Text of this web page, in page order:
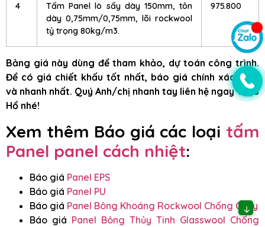
4
Tấm Panel lò sấy dày 150mm, tôn
dày 0,75mm/0,75mm, lõi rockwool
tỷ trọng 80kg/m3.
975.800
Bảng giá này dùng để tham khảo, dự toán công trình.
Để có giá chiết khấu tốt nhất, báo giá chính xác nhất
và nhanh nhất. Quý Anh/chị nhanh tay liên hệ ngay Triệu
Hổ nhé!
Xem thêm Báo giá các loại tấm
Panel panel cách nhiệt:
Báo giá Panel EPS
Báo giá Panel PU
Báo giá Panel Bông Khoáng Rockwool Chống Cháy
Báo giá Panel Bông Thủy Tinh Glasswool Chống
↓